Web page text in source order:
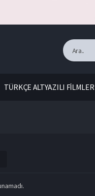
TÜRKÇE ALTYAZILI FİLMLER